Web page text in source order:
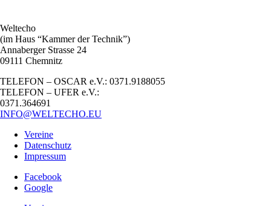
Weltecho
(im Haus “Kammer der Technik”)
Annaberger Strasse 24
09111 Chemnitz
TELEFON – OSCAR e.V.: 0371.9188055
TELEFON – UFER e.V.:
0371.364691
INFO@WELTECHO.EU
Vereine
Datenschutz
Impressum
Facebook
Google